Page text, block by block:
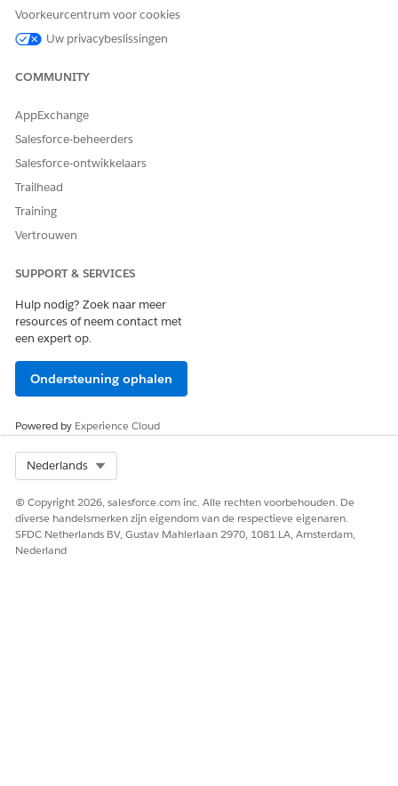
gegevens en uw externe planningssysteem te integreren.
Neem voor details contact op met uw accountmanager.
Health Cloud Developer Guide:
AppointmentBookingInterop-interface
Laat ons weten wat we kunnen doen om te verbeteren!
Voorkeurcentrum voor cookies
Uw privacybeslissingen
COMMUNITY
AppExchange
Salesforce-beheerders
Salesforce-ontwikkelaars
Trailhead
Training
Vertrouwen
SUPPORT & SERVICES
Hulp nodig? Zoek naar meer
resources of neem contact met
een expert op.
Ondersteuning ophalen
Powered by Experience Cloud
Nederlands
© Copyright 2026, salesforce.com inc. Alle rechten voorbehouden. De
diverse handelsmerken zijn eigendom van de respectieve eigenaren.
SFDC Netherlands BV, Gustav Mahlerlaan 2970, 1081 LA, Amsterdam,
Nederland